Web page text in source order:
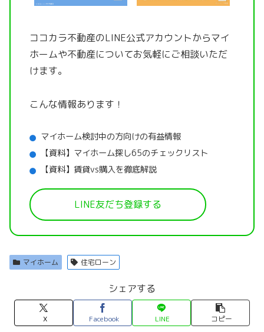
ココカラ不動産のLINE公式アカウントからマイ
ホームや不動産についてお気軽にご相談いただ
けます。
こんな情報あります！
マイホーム検討中の方向けの有益情報
【資料】マイホーム探し65のチェックリスト
【資料】賃貸vs購入を徹底解説
LINE友だち登録する
マイホーム 住宅ローン
シェアする
X Facebook LINE コピー